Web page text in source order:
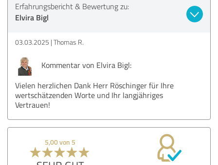
Erfahrungsbericht & Bewertung zu:
Elvira Bigl
03.03.2025 Thomas R.
Kommentar von Elvira Bigl:
Vielen herzlichen Dank Herr Röschinger für Ihre
wertschätzenden Worte und Ihr langjähriges
Vertrauen!
5,00 von 5